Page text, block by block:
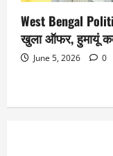
West Bengal
खुला ऑफर, हुमायूं
June 5, 2026 0